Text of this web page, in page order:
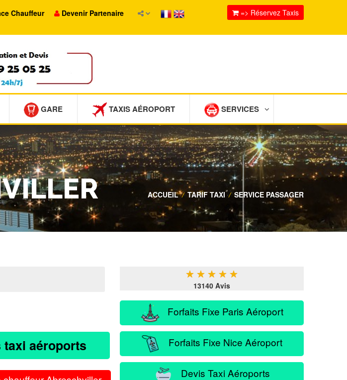
Chauffeur Devenir Partenaire => Réservez Taxis
GARE TAXIS AÉROPORT SERVICES
ACCUEIL / TARIF TAXI / SERVICE PASSAGER
taxi aéroports
★ ★ ★ ★ ★
13140 Avis
Forfaits Fixe Paris Aéroport
Forfaits Fixe Nice Aéroport
Devis Taxi Aéroports